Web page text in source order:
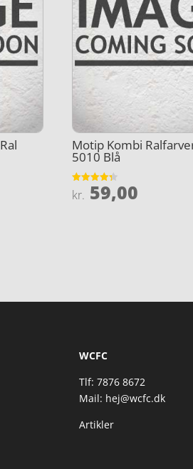
Motip Kombi
5010 Blå
Vurderet
4.3
kr. 59,00
WCFC
Tlf: 7876 8672
Mail: hej@wcfc.dk
Artikler